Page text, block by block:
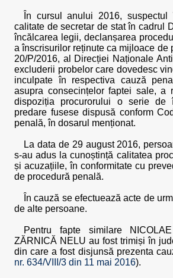
În cursul anului 2016, suspectul
calitate de secretar de stat în cadrul
încălcarea legii, declanșarea
a înscrisurilor reținute ca mijloace de
20/P/2016, al Direcției Naționale
excluderii probelor care dovedesc
inculpate în respectiva cauză
asupra consecințelor faptei sale, a
dispoziția procurorului o serie de
predare fusese dispusă conform
penală, în dosarul menționat.
La data de 29 august 2016,
s-au adus la cunoștință calitatea
și acuzațiile, în conformitate cu
de procedură penală.
În cauză se efectuează acte de
de alte persoane.
Pentru fapte similare
ZĂRNICĂ NELU au fost trimiși în
din care a fost disjunsă prezenta
nr. 634/VIII/3 din 11 mai 2016).